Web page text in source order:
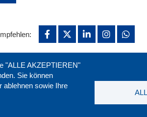
"ALLE AKZEPTIEREN"
Sie können
ablehnen sowie Ihre